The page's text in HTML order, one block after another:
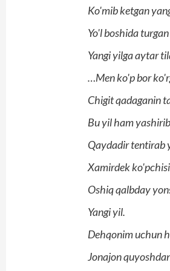
Ko'mib ketgan
Yo'l boshida
Yangi yilga aytar
…Men ko'p bor
Chigit qadaganin
Bu yil ham
Qaydadir tentirab
Xamirdek
Oshiq qalbday
Yangi yil.
Dehqonim uchun
Jonajon